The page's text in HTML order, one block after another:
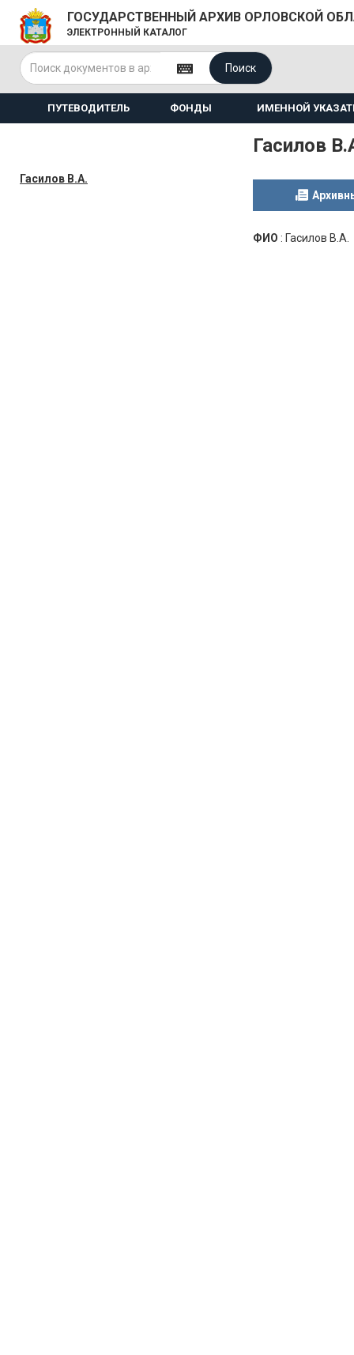
ГОСУДАРСТВЕННЫЙ АРХИВ ОРЛОВСКОЙ
ЭЛЕКТРОННЫЙ КАТАЛОГ
Поиск
ПУТЕВОДИТЕЛЬ ФОНДЫ ИМЕННОЙ
Гасилов В.А.
Гасилов
ФИО : Гасилов В.А.